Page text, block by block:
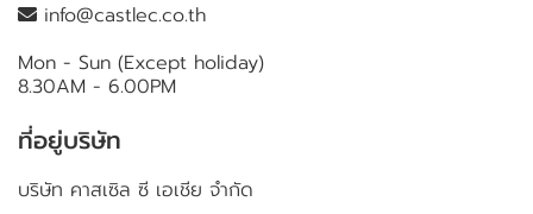
info@castlec.co.th
Mon - Sun (Except holiday)
8.30AM - 6.00PM
ที่อยู่บริษัท
บริษัท คาสเซิล ซี เอเชีย จำกัด